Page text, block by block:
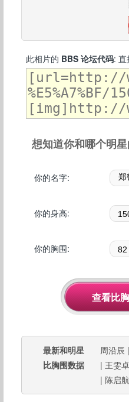
此相片的 BBS 论坛代码: 直
想知道你和哪个明
你的名字:
你的身高:
你的胸围:
最新和明星
比胸围数据
周沿辰
| 王雯卓
| 陈启航